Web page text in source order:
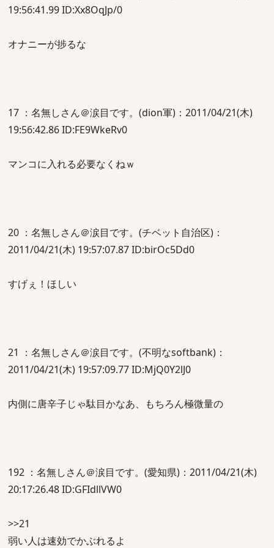
19:56:41.99 ID:Xx8OqJp/0
オナニーが捗るな
17 ：名無しさん＠涙目です。(dion軍)：2011/04/21(木)
19:56:42.86 ID:FE9WkeRv0
マンコに入れる必要なくねｗ
20 ：名無しさん＠涙目です。(チベット自治区)：
2011/04/21(木) 19:57:07.87 ID:birOc5Dd0
すげぇ！ほしい
21 ：名無しさん＠涙目です。(不明なsoftbank)：
2011/04/21(木) 19:57:09.77 ID:MjQ0Y2lJ0
内側に唐辛子じゃ駄目かなあ、もちろん極微量の
192 ：名無しさん＠涙目です。(愛知県)：2011/04/21(木)
20:17:26.48 ID:GFIdllVW0
>>21
弱い人は速効でかぶれるよ